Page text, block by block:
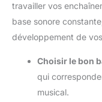
travailler vos
base sonore
développement de
Choisir le bon
qui
musical.